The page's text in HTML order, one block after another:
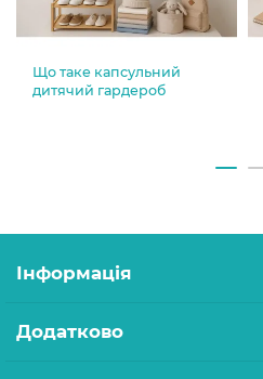
Що таке капсульний
дитячий гардероб
Інформація
Додатково